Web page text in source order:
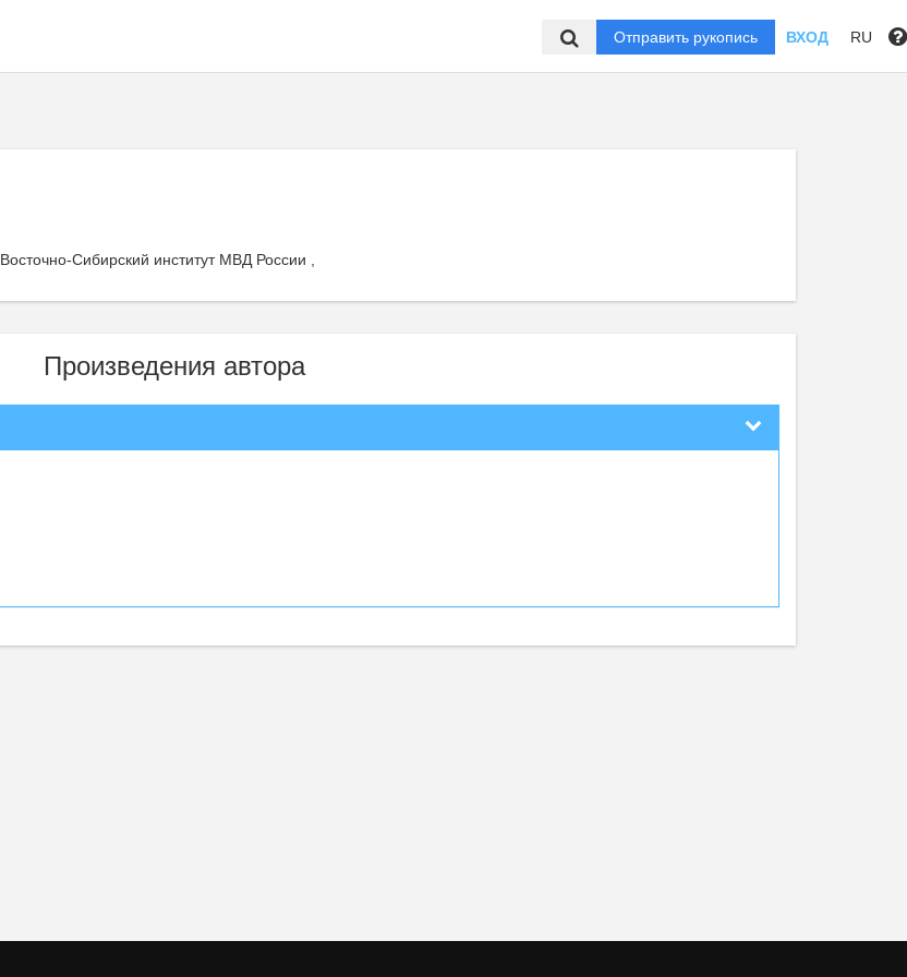
Отправить рукопись ВХОД RU
Восточно-Сибирский институт МВД России ,
Произведения автора